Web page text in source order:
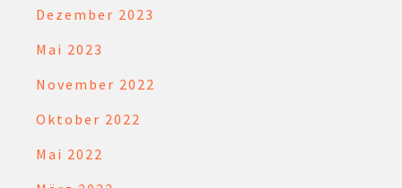
Dezember 2023
Mai 2023
November 2022
Oktober 2022
Mai 2022